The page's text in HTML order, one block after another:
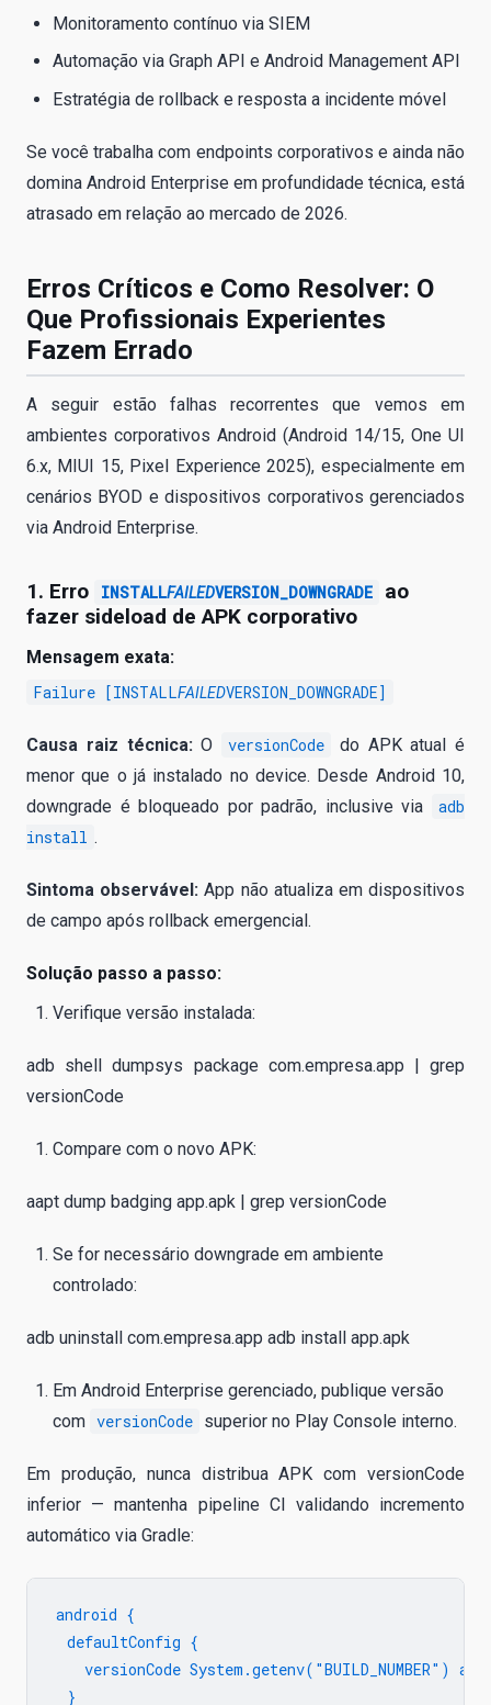
Monitoramento contínuo via SIEM
Automação via Graph API e Android Management API
Estratégia de rollback e resposta a incidente móvel
Se você trabalha com endpoints corporativos e ainda não
domina Android Enterprise em profundidade técnica, está
atrasado em relação ao mercado de 2026.
Erros Críticos e Como Resolver: O
Que Profissionais Experientes
Fazem Errado
A seguir estão falhas recorrentes que vemos em
ambientes corporativos Android (Android 14/15, One UI
6.x, MIUI 15, Pixel Experience 2025), especialmente em
cenários BYOD e dispositivos corporativos gerenciados
via Android Enterprise.
1. Erro INSTALLFAILEDVERSION_DOWNGRADE
ao
fazer sideload de APK corporativo
Mensagem exata:
Failure [INSTALLFAILEDVERSION_DOWNGRADE]
Causa raiz técnica:O versionCode
do APK atual é
menor que o já instalado no device. Desde Android 10,
downgrade é bloqueado por padrão, inclusive via
adb
install .
Sintoma observável: App não atualiza em dispositivos
de campo após rollback emergencial.
Solução passo a passo:
Verifique versão instalada:
adb shell dumpsys package com.empresa.app | grep
versionCode
Compare com o novo APK:
aapt dump badging app.apk | grep versionCode
Se for necessário downgrade em ambiente
controlado:
adb uninstall com.empresa.app adb install app.apk
Em Android Enterprise gerenciado, publique versão
com versionCode superior no Play Console interno.
Em produção, nunca distribua APK com versionCode
inferior — mantenha pipeline CI validando incremento
automático via Gradle:
android {
  defaultConfig {
versionCode System.getenv("BUILD_NUMBER") as
  }